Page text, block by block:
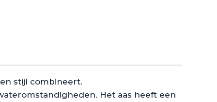
stijl combineert.
Het aas heeft een